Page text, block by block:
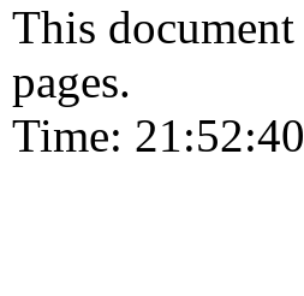
This
pages.
Time: